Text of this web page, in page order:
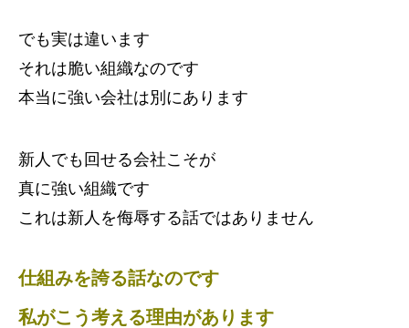
でも実は違います
それは脆い組織なのです
本当に強い会社は別にあります
新人でも回せる会社こそが
真に強い組織です
これは新人を侮辱する話ではありません
仕組みを誇る話なのです
私がこう考える理由があります